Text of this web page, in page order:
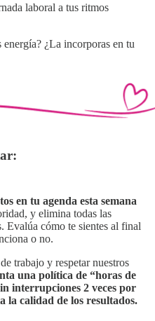
laboral a tus ritmos
¿La incorporas en tu
en tu agenda esta semana
y elimina todas las
Evalúa cómo te sientes al final
o no.
trabajo y respetar nuestros
una política de “horas de
interrupciones 2 veces por
la calidad de los resultados.